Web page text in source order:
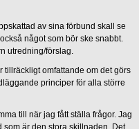
av sina förbund skall se
något som bör ske snabbt.
utredning/förslag.
tillräckligt omfattande om det görs
principer för alla större
till när jag fått ställa frågor. Jag
som är den stora skillnaden. Det